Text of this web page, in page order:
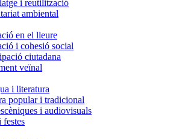
i reutilització
ambiental
en el lleure
i cohesió social
ciutadana
veïnal
i literatura
popular i tradicional
i audiovisuals
festes